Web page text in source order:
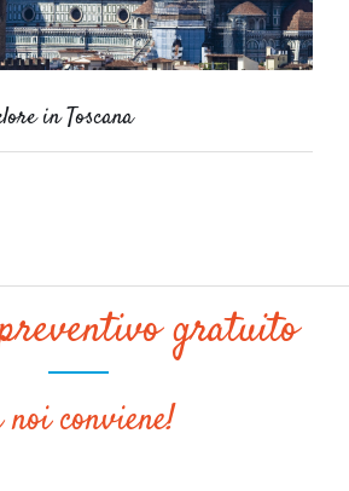
in Toscana
gratuito
conviene!